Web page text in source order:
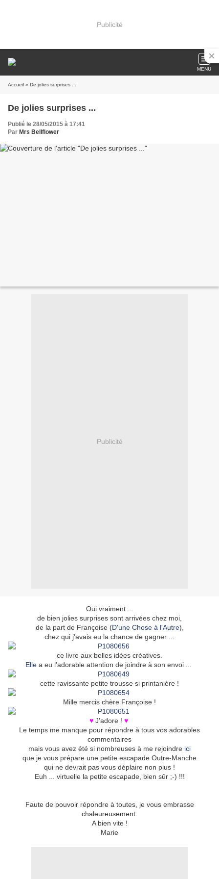
Publicité
MENU
Accueil » De jolies surprises ...
De jolies surprises ...
Publié le 28/05/2015 à 17:41
Par Mrs Bellflower
Publicité
Oui vraiment ...
de bien jolies surprises sont arrivées chez moi,
de la part de Françoise (D'une Chose à l'Autre),
chez qui j'avais eu la chance de gagner ...
ce livre aux belles idées créatives.
Elle a eu l'adorable attention de joindre à son envoi ...
cette ravissante petite trousse si printanière !
Mille mercis chère Françoise !
♥J'adore ! ♥
Le temps me manque pour répondre à tous vos adorables
commentaires
mais vous avez été si nombreuses à me rejoindre ici
que je vous prépare une petite escapade Outre-Manche
qui ne devrait pas vous déplaire non plus !
Euh ... virtuelle la petite escapade, bien sûr ;-) !!!
Faute de pouvoir répondre à toutes, je vous embrasse
chaleureusement.
A bien vite !
Marie